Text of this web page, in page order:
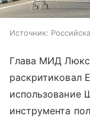
Источник:
Глава МИД
раскритиковал
использование
инструмента